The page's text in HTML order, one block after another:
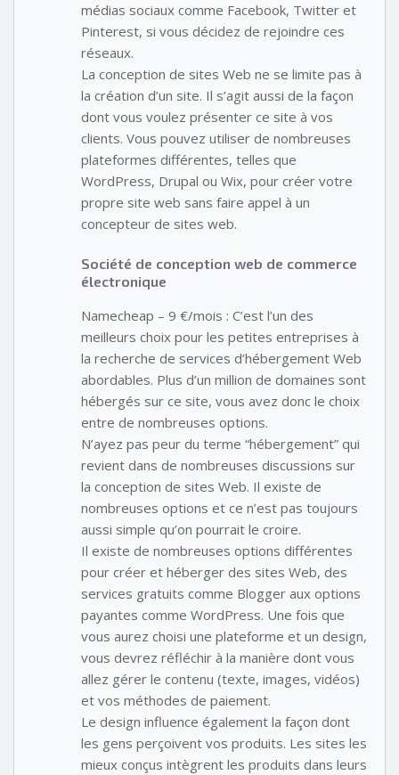
médias sociaux comme Facebook, Twitter et
Pinterest, si vous décidez de rejoindre ces
réseaux.
La conception de sites Web ne se limite pas à
la création d’un site. Il s’agit aussi de la façon
dont vous voulez présenter ce site à vos
clients. Vous pouvez utiliser de nombreuses
plateformes différentes, telles que
WordPress, Drupal ou Wix, pour créer votre
propre site web sans faire appel à un
concepteur de sites web.
Société de conception web de commerce
électronique
Namecheap – 9 €/mois : C’est l’un des
meilleurs choix pour les petites entreprises à
la recherche de services d’hébergement Web
abordables. Plus d’un million de domaines sont
hébergés sur ce site, vous avez donc le choix
entre de nombreuses options.
N’ayez pas peur du terme “hébergement” qui
revient dans de nombreuses discussions sur
la conception de sites Web. Il existe de
nombreuses options et ce n’est pas toujours
aussi simple qu’on pourrait le croire.
Il existe de nombreuses options différentes
pour créer et héberger des sites Web, des
services gratuits comme Blogger aux options
payantes comme WordPress. Une fois que
vous aurez choisi une plateforme et un design,
vous devrez réfléchir à la manière dont vous
allez gérer le contenu (texte, images, vidéos)
et vos méthodes de paiement.
Le design influence également la façon dont
les gens perçoivent vos produits. Les sites les
mieux conçus intègrent les produits dans leurs